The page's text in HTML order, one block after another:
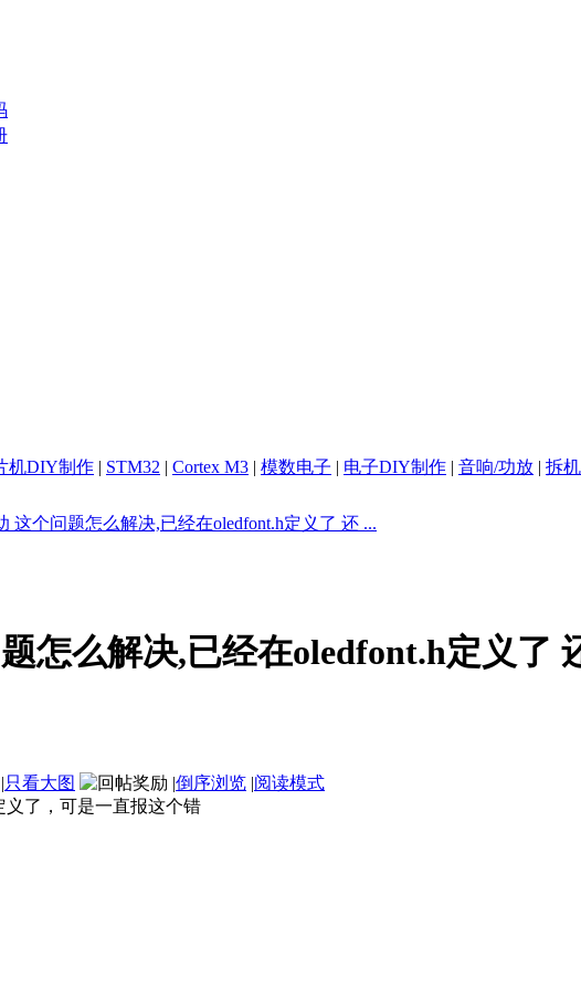
机DIY制作 | STM32 | Cortex M3 | 模数电子 | 电子DIY制作 | 音响/功放 | 拆
这个问题怎么解决,已经在oledfont.h定义了 还 ...
怎么解决,已经在oledfont.h定义了
|只看大图 |倒序浏览 |阅读模式
义了，可是一直报这个错